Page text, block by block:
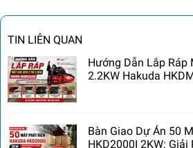
TIN LIÊN QUAN
Hướng Dẫn Lắp Ráp
2.2KW Hakuda
Bàn Giao Dự Án 50
HKD2000I 2KW: